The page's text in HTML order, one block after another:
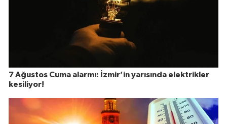
7 Ağustos Cuma alarmı: İzmir’in yarısında elektrikler
kesiliyor!